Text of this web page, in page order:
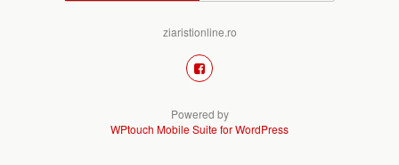
ziaristionline.ro
Powered by
WPtouch Mobile Suite for WordPress